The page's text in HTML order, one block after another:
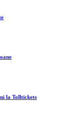
la Tolltickets